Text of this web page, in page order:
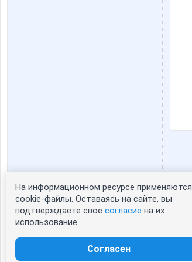
Статистика портрета:
сейчас просматривают портрет - 0
зарегистрированные пользователи
На информационном ресурсе применяются
cookie-файлы. Оставаясь на сайте, вы
подтверждаете свое согласие на их
использование.
Согласен